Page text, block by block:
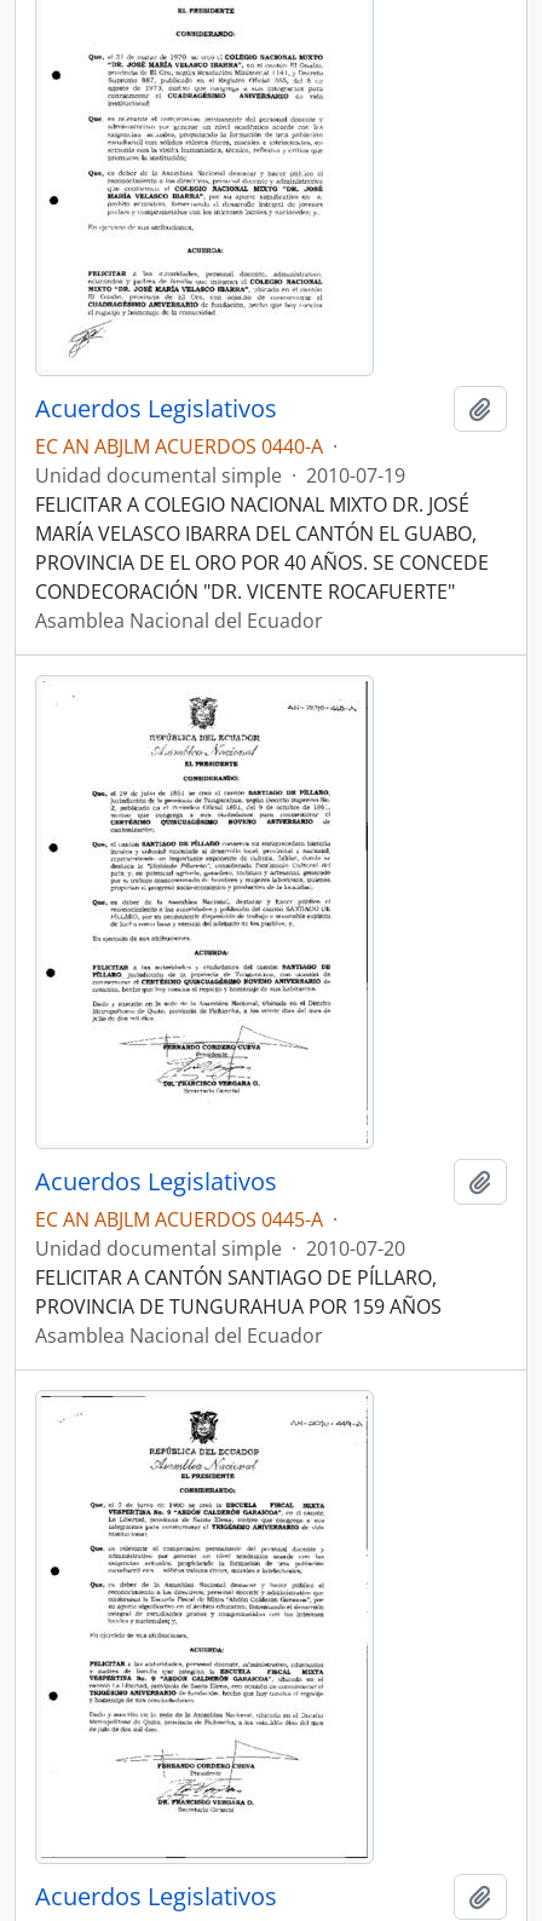
Acuerdos Legislativos
EC AN ABJLM ACUERDOS 0440-A ·
Unidad documental simple · 2010-07-19
FELICITAR A COLEGIO NACIONAL MIXTO DR. JOSÉ
MARÍA VELASCO IBARRA DEL CANTÓN EL GUABO,
PROVINCIA DE EL ORO POR 40 AÑOS. SE CONCEDE
CONDECORACIÓN "DR. VICENTE ROCAFUERTE"
Asamblea Nacional del Ecuador
Acuerdos Legislativos
EC AN ABJLM ACUERDOS 0445-A ·
Unidad documental simple · 2010-07-20
FELICITAR A CANTÓN SANTIAGO DE PÍLLARO,
PROVINCIA DE TUNGURAHUA POR 159 AÑOS
Asamblea Nacional del Ecuador
Acuerdos Legislativos